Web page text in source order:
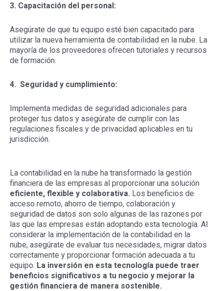
3. Capacitación del personal:
Asegúrate de que tu equipo esté bien capacitado para
utilizar la nueva herramienta de contabilidad en la nube. La
mayoría de los proveedores ofrecen tutoriales y recursos
de formación.
4. Seguridad y cumplimiento:
Implementa medidas de seguridad adicionales para
proteger tus datos y asegúrate de cumplir con las
regulaciones fiscales y de privacidad aplicables en tu
jurisdicción.
La contabilidad en la nube ha transformado la gestión
financiera de las empresas al proporcionar una solución
eficiente, flexible y colaborativa. Los beneficios de
acceso remoto, ahorro de tiempo, colaboración y
seguridad de datos son solo algunas de las razones por
las que las empresas están adoptando esta tecnología. Al
considerar la implementación de la contabilidad en la
nube, asegúrate de evaluar tus necesidades, migrar datos
correctamente y proporcionar formación adecuada a tu
equipo. La inversión en esta tecnología puede traer
beneficios significativos a tu negocio y mejorar la
gestión financiera de manera sostenible.